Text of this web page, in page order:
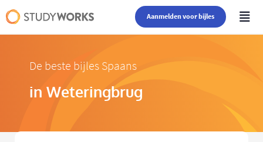
Aanmelden voor bijles
De beste bijles Spaans
in Weteringbrug